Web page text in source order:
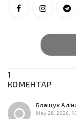
1
КОМЕНТАР
Блащук
May 28, 2026,